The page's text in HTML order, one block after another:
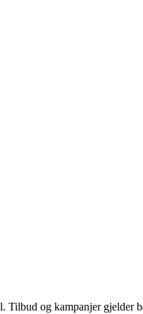
og kampanjer gjelder